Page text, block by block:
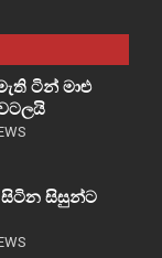
ටින් මාළු
සිටින සිසුන්ට